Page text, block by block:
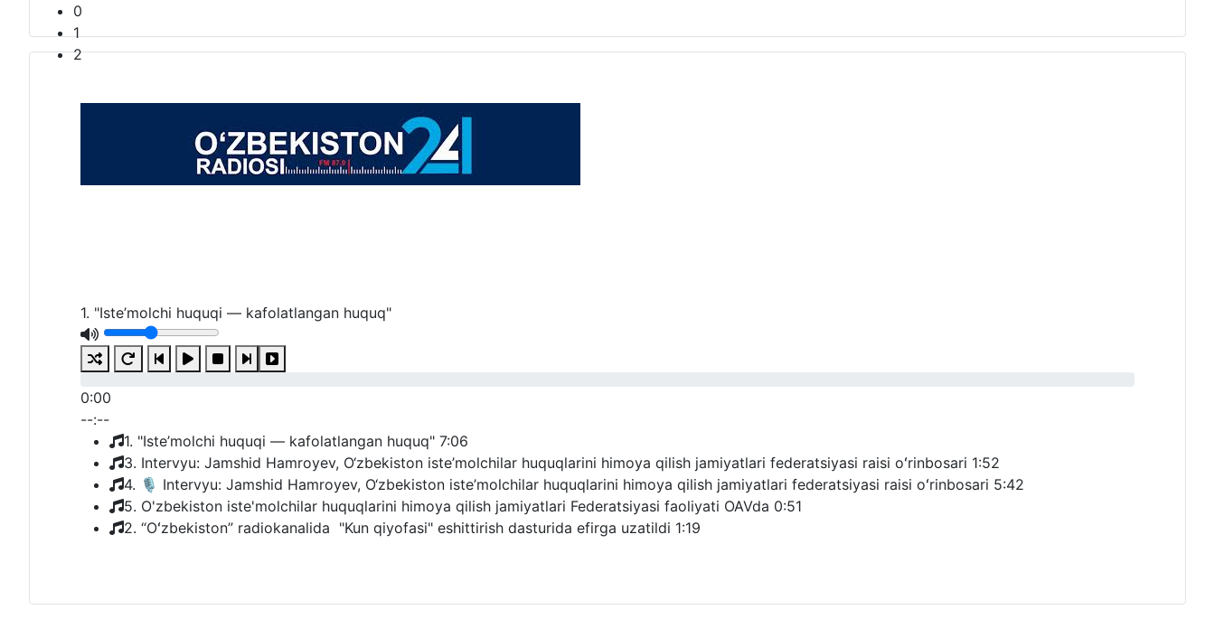
1. "Iste’molchi huquqi — kafolatlangan huquq"
0:00
--:--
1. "Iste’molchi huquqi — kafolatlangan huquq" 7:06
3. Intervyu: Jamshid Hamroyev, O‘zbekiston iste’molchilar huquqlarini himoya qilish jamiyatlari federatsiyasi raisi oʻrinbosari 1:52
4. 🎙 Intervyu: Jamshid Hamroyev, O‘zbekiston iste’molchilar huquqlarini himoya qilish jamiyatlari federatsiyasi raisi oʻrinbosari 5:42
5. O'zbekiston iste'molchilar huquqlarini himoya qilish jamiyatlari Federatsiyasi faoliyati OAVda 0:51
2. “Oʻzbekiston” radiokanalida "Kun qiyofasi" eshittirish dasturida efirga uzatildi 1:19
0
1
2